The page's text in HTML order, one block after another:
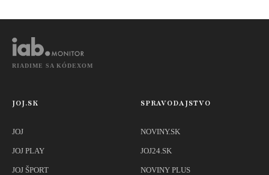
RIADIME SA KÓDEXOM
JOJ.SK
JOJ
JOJ PLAY
JOJ ŠPORT
SPRAVODAJSTVO
NOVINY.SK
JOJ24.SK
NOVINY PLUS